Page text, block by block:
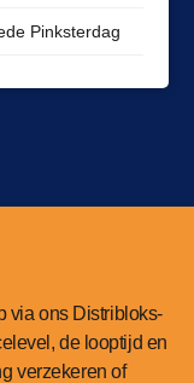
Pinksterdag
via ons Distribloks-
de looptijd en
verzekeren of